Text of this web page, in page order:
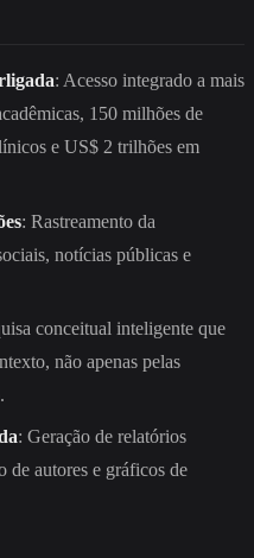
: Acesso integrado a mais
150 milhões de
e US$ 2 trilhões em
: Rastreamento da
notícias públicas e
conceitual inteligente que
não apenas pelas
: Geração de relatórios
de autores e gráficos de